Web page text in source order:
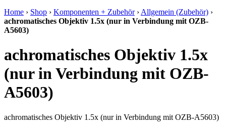
Home › Shop › Komponenten + Zubehör› Allgemein (Zubehör) ›
achromatisches Objektiv 1.5x (nur in Verbindung mit OZB-
A5603)
achromatisches Objektiv 1.5x
(nur in Verbindung mit OZB-
A5603)
achromatisches Objektiv 1.5x (nur in Verbindung mit OZB-A5603)